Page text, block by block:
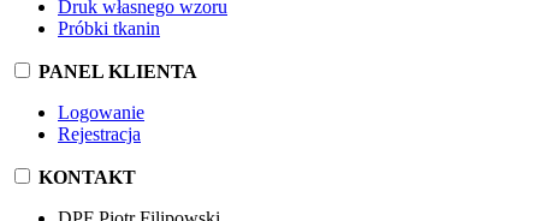
Druk własnego wzoru
Próbki tkanin
PANEL KLIENTA
Logowanie
Rejestracja
KONTAKT